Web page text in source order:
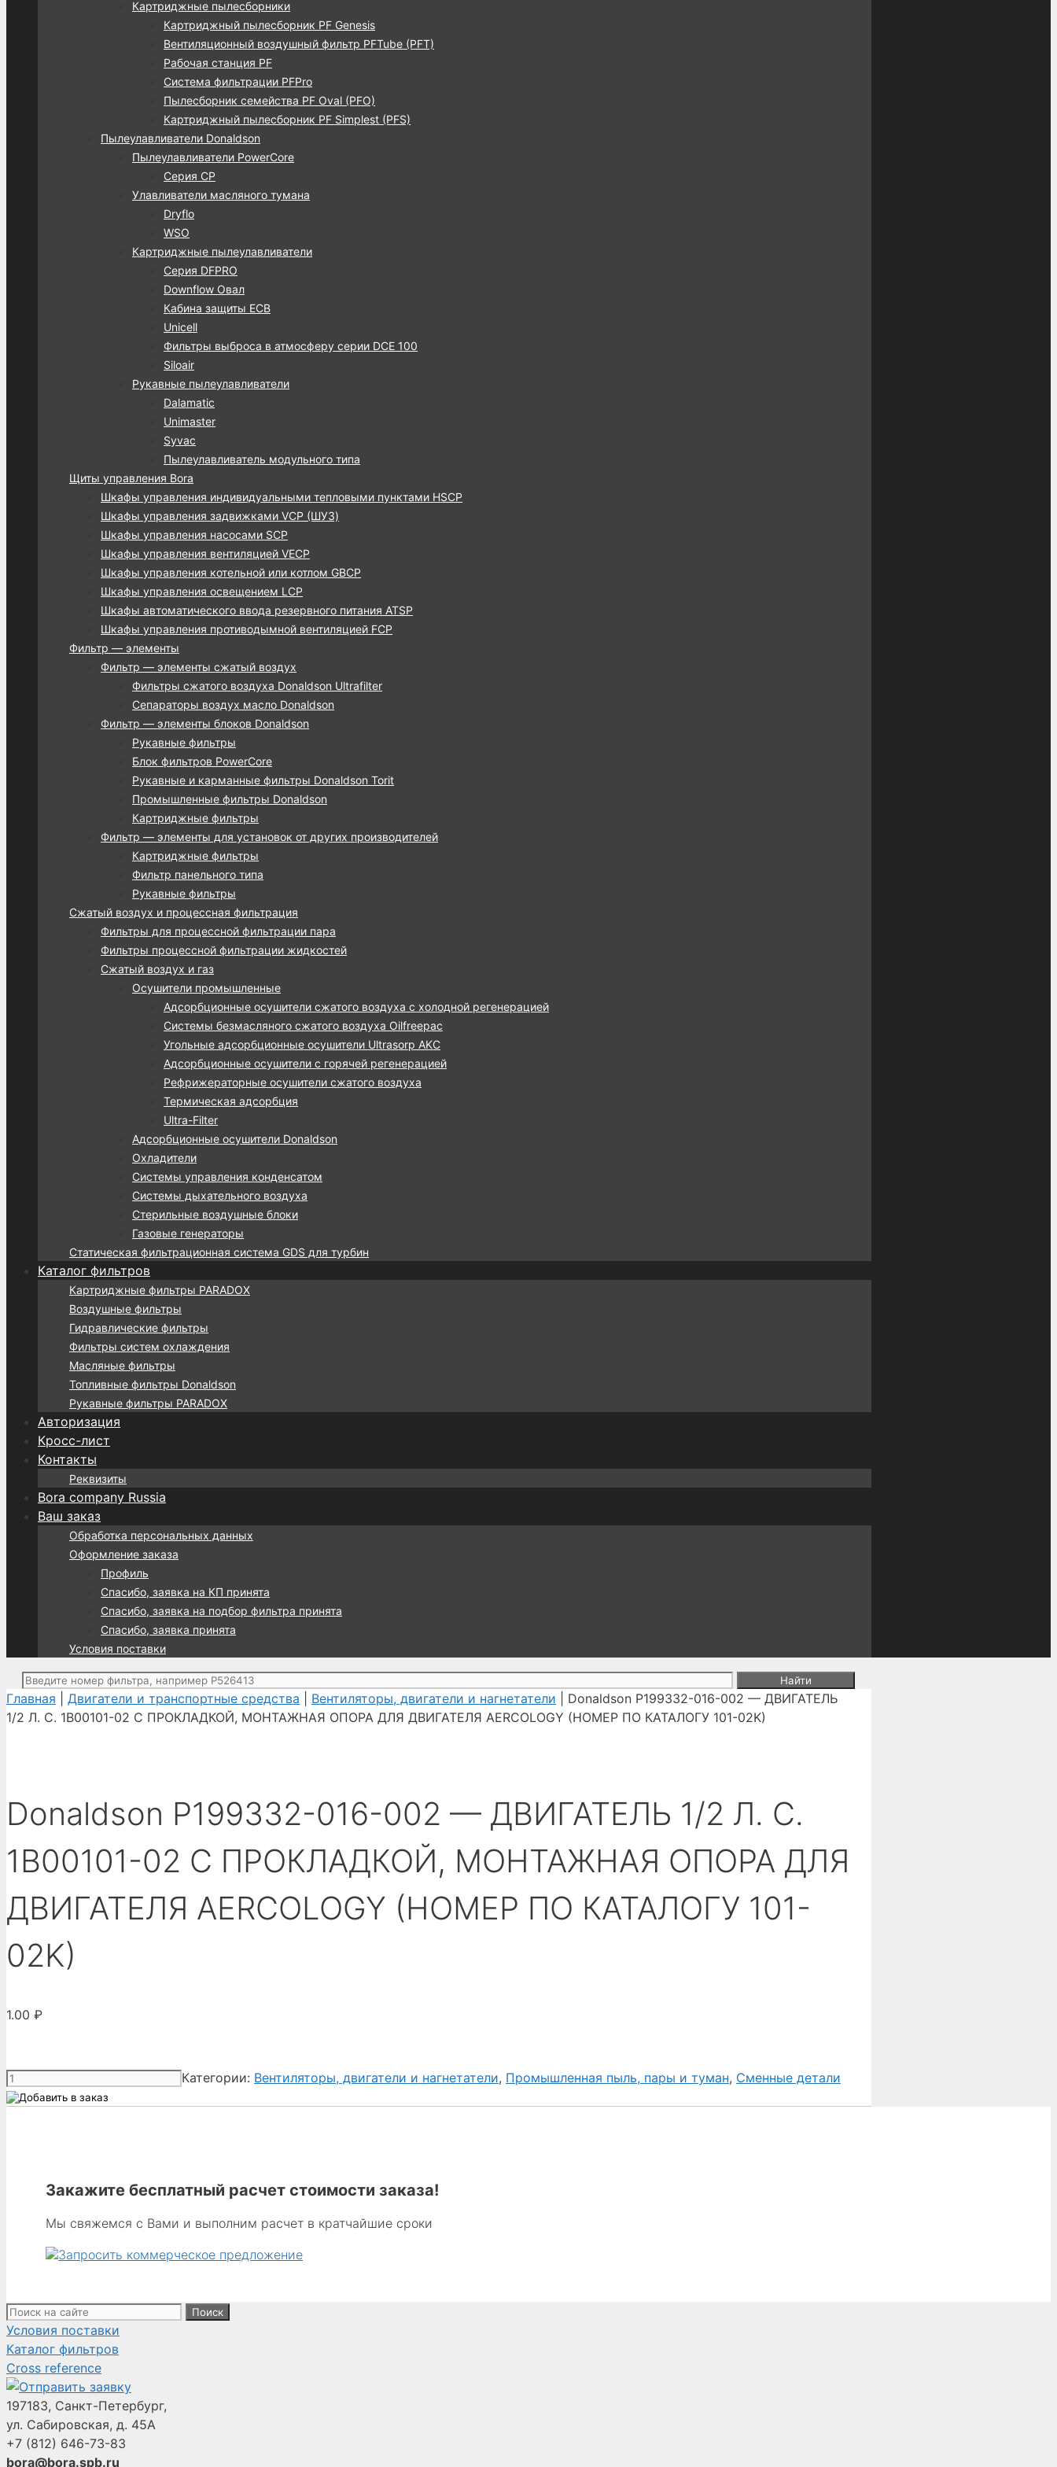
Картриджные пылесборники
Картриджный пылесборник PF Genesis
Вентиляционный воздушный фильтр PFTube (PFT)
Рабочая станция PF
Система фильтрации PFPro
Пылесборник семейства PF Oval (PFO)
Картриджный пылесборник PF Simplest (PFS)
Пылеулавливатели Donaldson
Пылеулавливатели PowerCore
Серия CP
Улавливатели масляного тумана
Dryflo
WSO
Картриджные пылеулавливатели
Серия DFPRO
Downflow Овал
Кабина защиты ECB
Unicell
Фильтры выброса в атмосферу серии DCE 100
Siloair
Рукавные пылеулавливатели
Dalamatic
Unimaster
Syvac
Пылеулавливатель модульного типа
Щиты управления Bora
Шкафы управления индивидуальными тепловыми пунктами HSCP
Шкафы управления задвижками VCP (ШУЗ)
Шкафы управления насосами SCP
Шкафы управления вентиляцией VECP
Шкафы управления котельной или котлом GBCP
Шкафы управления освещением LCP
Шкафы автоматического ввода резервного питания ATSP
Шкафы управления противодымной вентиляцией FCP
Фильтр — элементы
Фильтр — элементы сжатый воздух
Фильтры сжатого воздуха Donaldson Ultrafilter
Сепараторы воздух масло Donaldson
Фильтр — элементы блоков Donaldson
Рукавные фильтры
Блок фильтров PowerCore
Рукавные и карманные фильтры Donaldson Torit
Промышленные фильтры Donaldson
Картриджные фильтры
Фильтр — элементы для установок от других производителей
Картриджные фильтры
Фильтр панельного типа
Рукавные фильтры
Сжатый воздух и процессная фильтрация
Фильтры для процессной фильтрации пара
Фильтры процессной фильтрации жидкостей
Сжатый воздух и газ
Осушители промышленные
Адсорбционные осушители сжатого воздуха с холодной регенерацией
Системы безмасляного сжатого воздуха Oilfreepac
Угольные адсорбционные осушители Ultrasorp AKC
Адсорбционные осушители с горячей регенерацией
Рефрижераторные осушители сжатого воздуха
Термическая адсорбция
Ultra-Filter
Адсорбционные осушители Donaldson
Охладители
Системы управления конденсатом
Системы дыхательного воздуха
Стерильные воздушные блоки
Газовые генераторы
Статическая фильтрационная система GDS для турбин
Каталог фильтров
Картриджные фильтры PARADOX
Воздушные фильтры
Гидравлические фильтры
Фильтры систем охлаждения
Масляные фильтры
Топливные фильтры Donaldson
Рукавные фильтры PARADOX
Авторизация
Кросс-лист
Контакты
Реквизиты
Bora company Russia
Ваш заказ
Обработка персональных данных
Оформление заказа
Профиль
Спасибо, заявка на КП принята
Спасибо, заявка на подбор фильтра принята
Спасибо, заявка принята
Условия поставки
Поиск:
Главная
Двигатели и транспортные средства Вентиляторы, двигатели и нагнетатели | Donaldson P199332-016-002 — ДВИГАТЕЛЬ
1/2 Л. С. 1B00101-02 С ПРОКЛАДКОЙ, МОНТАЖНАЯ ОПОРА ДЛЯ ДВИГАТЕЛЯ AERCOLOGY (НОМЕР ПО КАТАЛОГУ 101-02K)
Donaldson P199332-016-002 — ДВИГАТЕЛЬ 1/2 Л. С.
1B00101-02 С ПРОКЛАДКОЙ, МОНТАЖНАЯ ОПОРА ДЛЯ
ДВИГАТЕЛЯ AERCOLOGY (НОМЕР ПО КАТАЛОГУ 101-
02K)
1.00 ₽
Количество
товара
1/2 Л. С.
1B00101-
ПРОКЛАДКОЙ,
МОНТАЖНАЯ
ОПОРА
ДЛЯ
ДВИГАТЕЛЯ
AERCOLOGY
(НОМЕР
ПО
КАТАЛОГУ
Категории: Вентиляторы, двигатели и нагнетатели, Промышленная пыль, пары и туман, Сменные детали
Закажите бесплатный расчет стоимости заказа!
Мы свяжемся с Вами и выполним расчет в кратчайшие сроки
Поиск:
Условия поставки
Каталог фильтров
Cross reference
197183, Санкт-Петербург,
ул. Сабировская, д. 45А
+7 (812) 646-73-83
bora@bora.spb.ru